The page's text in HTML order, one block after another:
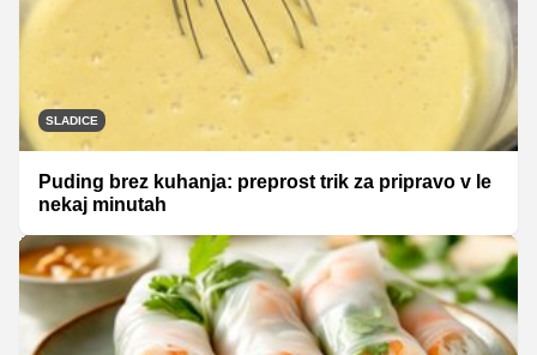
SLADICE
Puding brez kuhanja: preprost trik za pripravo v le
nekaj minutah